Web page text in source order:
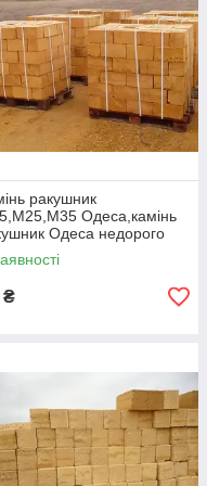
умов України
(39 см).
кар'єру?
784-6838 ☎ 050-556-
обсяг.
ваше
днів.
і
і Україні
ракушник
Одеса,камінь
Одеса недорого
₴